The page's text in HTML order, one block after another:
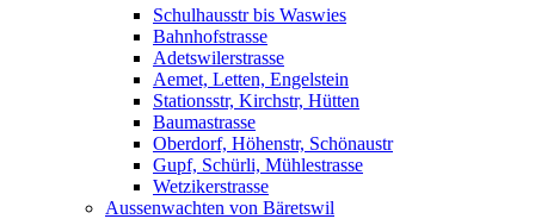
Schulhausstr bis Waswies
Bahnhofstrasse
Adetswilerstrasse
Aemet, Letten, Engelstein
Stationsstr, Kirchstr, Hütten
Baumastrasse
Oberdorf, Höhenstr, Schönaustr
Gupf, Schürli, Mühlestrasse
Wetzikerstrasse
Aussenwachten von Bäretswil